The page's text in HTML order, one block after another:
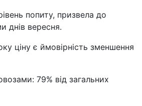
попиту, призвела до
днів вересня.
ціну є ймовірність зменшення
79% від загальних